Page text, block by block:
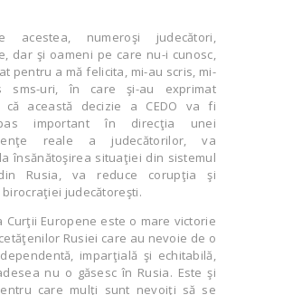
acestea, numeroşi judecători,
dar şi oameni pe care nu-i cunosc,
pentru a mă felicita, mi-au scris, mi-
sms-uri, în care şi-au exprimat
că această decizie a CEDO va fi
important în direcţia unei
reale a judecătorilor, va
însănătoşirea situaţiei din sistemul
Rusia, va reduce corupţia şi
judecătoreşti.
Curţii Europene este o mare victorie
Rusiei care au nevoie de o
imparţială şi echitabilă,
nu o găsesc în Rusia. Este şi
care mulţi sunt nevoiţi să se